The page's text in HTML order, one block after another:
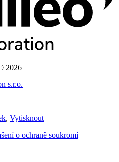
2026
s.r.o.
, Vytisknout
o ochraně soukromí